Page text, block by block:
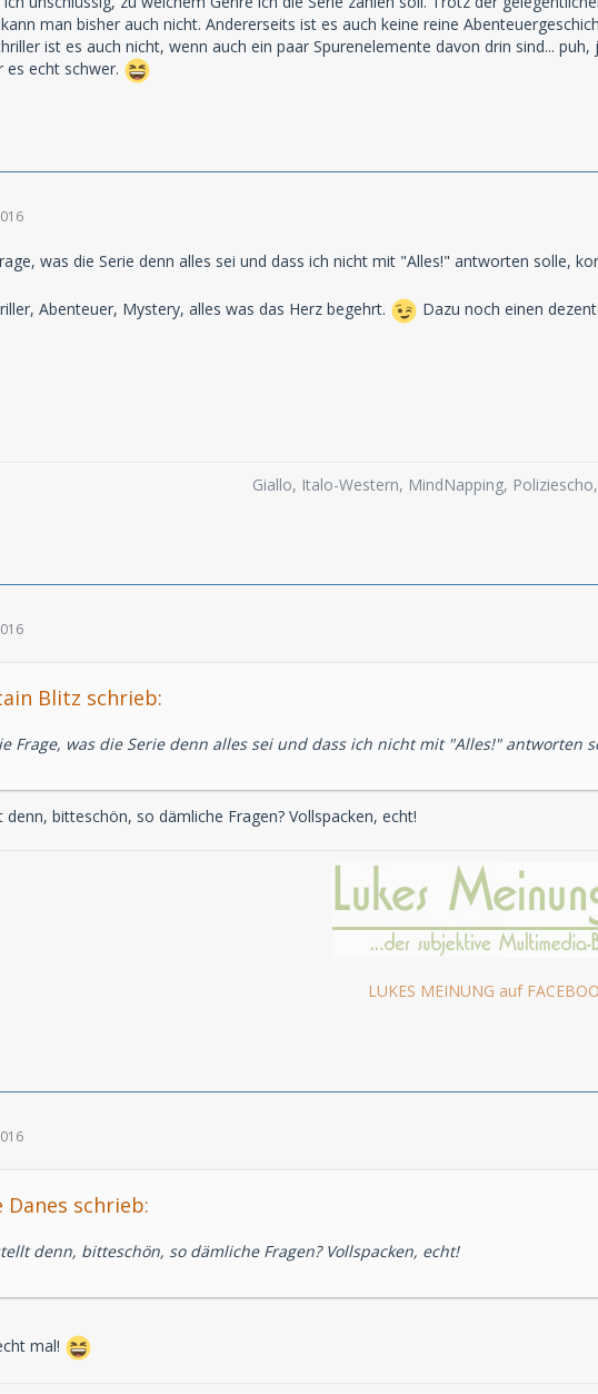
man bisher auch nicht. Andererseits ist es auch keine reine
ist es auch nicht, wenn auch ein paar Spurenelemente davon drin sind...
es echt schwer.
was die Serie denn alles sei und dass ich nicht mit "Alles!" antworten solle,
Abenteuer, Mystery, alles was das Herz begehrt. Dazu noch einen
Giallo, Italo-Western, MindNapping,
Blitz schrieb:
Frage, was die Serie denn alles sei und dass ich nicht mit "Alles!" antworten
denn, bitteschön, so dämliche Fragen? Vollspacken, echt!
LUKES MEINUNG auf
Danes schrieb:
denn, bitteschön, so dämliche Fragen? Vollspacken, echt!
mal!